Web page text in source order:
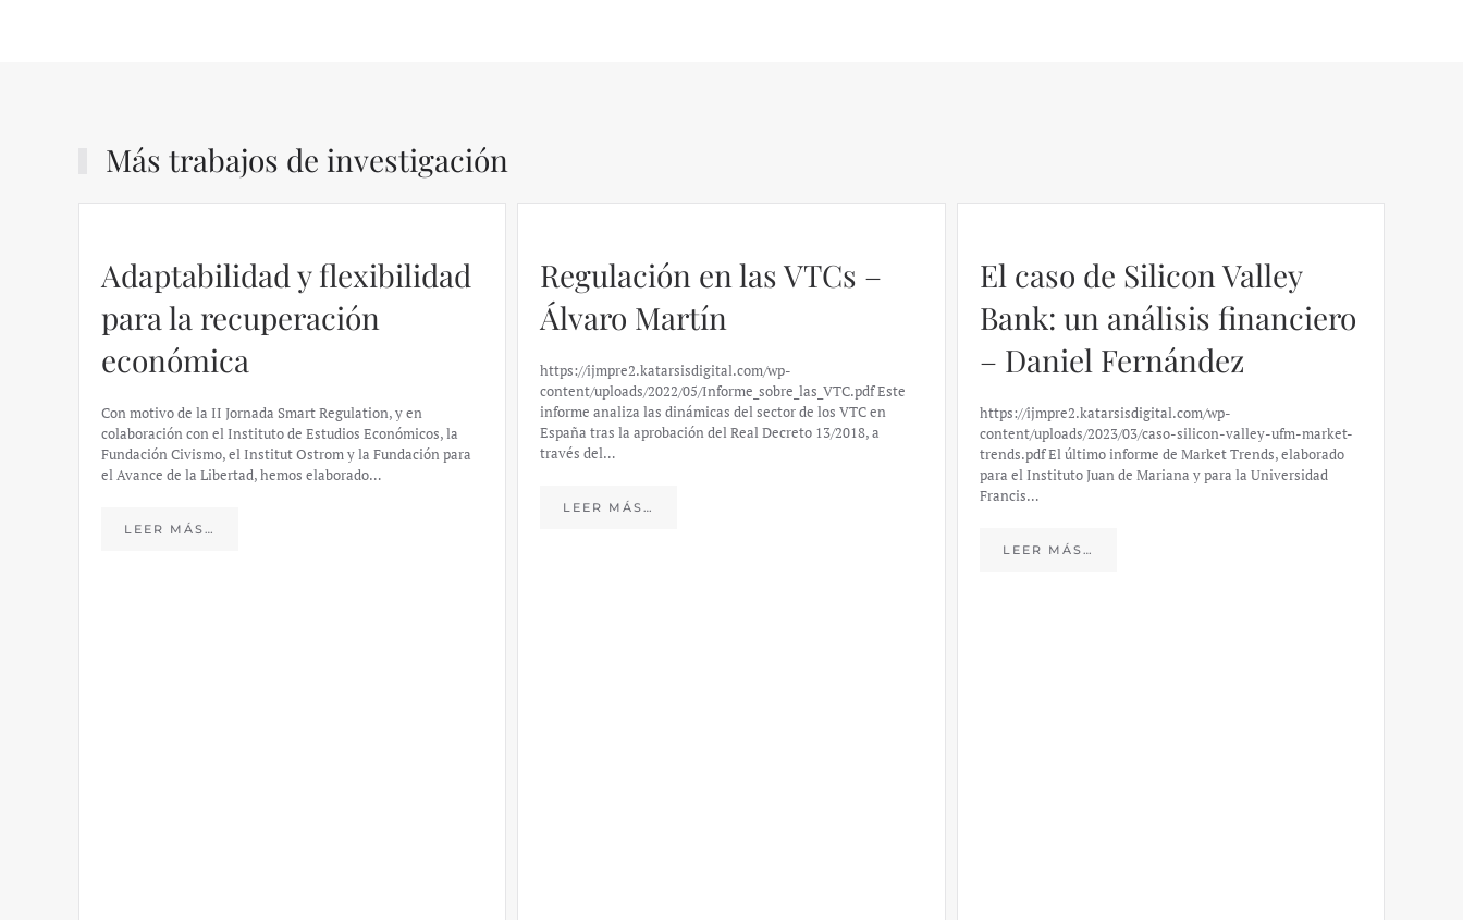
Más trabajos de investigación
Adaptabilidad y flexibilidad
para la recuperación
económica
Con motivo de la II Jornada Smart Regulation, y en
colaboración con el Instituto de Estudios Económicos, la
Fundación Civismo, el Institut Ostrom y la Fundación para
el Avance de la Libertad, hemos elaborado…
LEER MÁS…
Regulación en las VTCs –
Álvaro Martín
https://ijmpre2.katarsisdigital.com/wp-
content/uploads/2022/05/Informe_sobre_las_VTC.pdf Este
informe analiza las dinámicas del sector de los VTC en
España tras la aprobación del Real Decreto 13/2018, a
través del…
LEER MÁS…
El caso de Silicon Valley
Bank: un análisis financiero
– Daniel Fernández
https://ijmpre2.katarsisdigital.com/wp-
content/uploads/2023/03/caso-silicon-valley-ufm-market-
trends.pdf El último informe de Market Trends, elaborado
para el Instituto Juan de Mariana y para la Universidad
Francis…
LEER MÁS…